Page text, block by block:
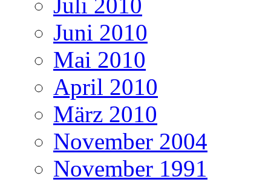
Juni 2010
Mai 2010
April 2010
März 2010
November 2004
November 1991